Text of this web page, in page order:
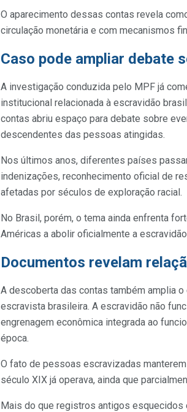
O aparecimento dessas contas revela
circulação monetária e com mecanismos
Caso pode ampliar debate
A investigação conduzida pelo MPF já
institucional relacionada à escravidão
contas abriu espaço para debate sobre
descendentes das pessoas atingidas.
Nos últimos anos, diferentes países
indenizações, reconhecimento oficial de
afetadas por séculos de exploração racial.
No Brasil, porém, o tema ainda enfrenta
Américas a abolir oficialmente a
Documentos revelam
A descoberta das contas também amplia
escravista brasileira. A escravidão não
engrenagem econômica integrada ao
época.
O fato de pessoas escravizadas
século XIX já operava, ainda que
Mais do que registros antigos esquecidos